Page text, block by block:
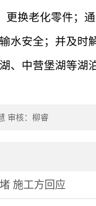
更换老化零件；
水安全；并及时
、中营堡湖等湖
审核：柳睿
施工方回应